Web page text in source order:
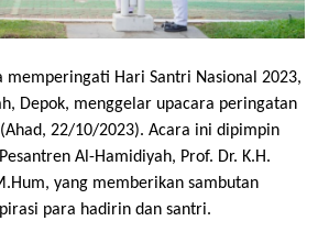
memperingati Hari Santri Nasional 2023,
Depok, menggelar upacara peringatan
22/10/2023). Acara ini dipimpin
Al-Hamidiyah, Prof. Dr. K.H.
yang memberikan sambutan
para hadirin dan santri.